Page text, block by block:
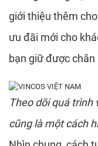
giới thiệu thêm
ưu đãi mới cho
bạn giữ được
Theo dõi quá trình
cũng là một cách